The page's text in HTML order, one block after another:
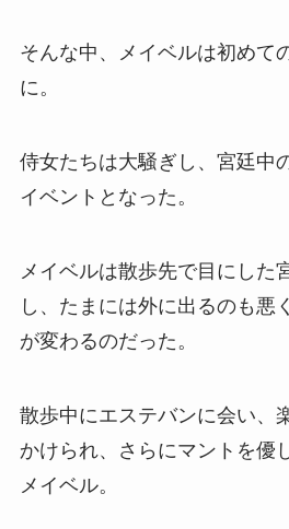
そんな中、メイベルは初めて
に。
侍女たちは大騒ぎし、宮廷中
イベントとなった。
メイベルは散歩先で目にした
し、たまには外に出るのも悪
が変わるのだった。
散歩中にエステバンに会い、
かけられ、さらにマントを優
メイベル。